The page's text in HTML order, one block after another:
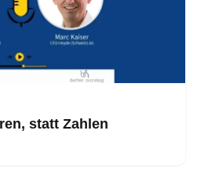
statt Zahlen